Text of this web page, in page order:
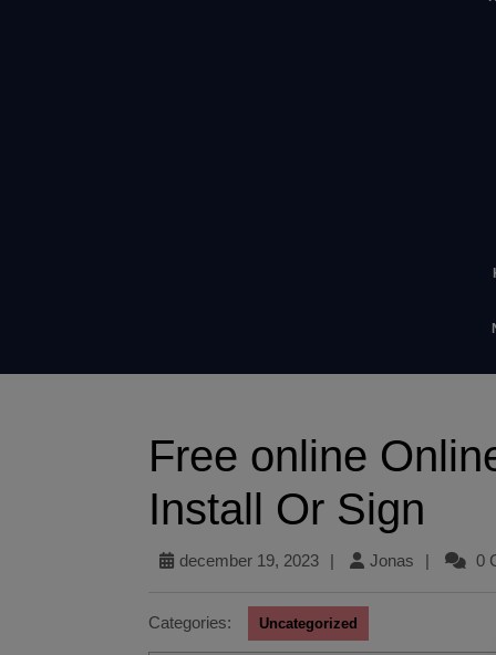
Free online
Install Or Sign
december 19, 2023 | Jonas | 0
Categories: Uncategorized